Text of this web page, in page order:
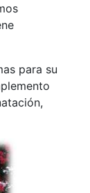
para su